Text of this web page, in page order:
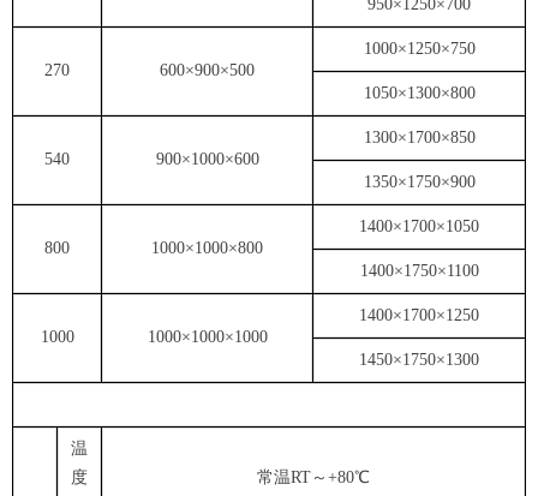
950×1250×700
270 600×900×500
1000×1250×750
1050×1300×800
540 900×1000×600
1300×1700×850
1350×1750×900
800 1000×1000×800
1400×1700×1050
1400×1750×1100
1000 1000×1000×1000
1400×1700×1250
1450×1750×1300
温
度
常温RT～+80℃